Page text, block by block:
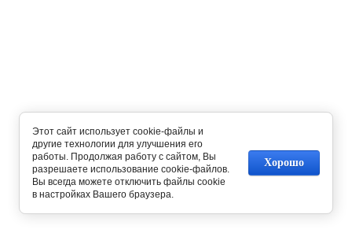
Этот сайт использует cookie-файлы и
другие технологии для улучшения его
работы. Продолжая работу с сайтом, Вы
разрешаете использование cookie-файлов.
Вы всегда можете отключить файлы cookie
в настройках Вашего браузера.
Хорошо